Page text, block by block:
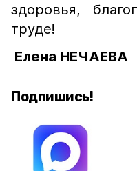
здоровья,
труде!
Елена НЕЧАЕВА
Подпишись!